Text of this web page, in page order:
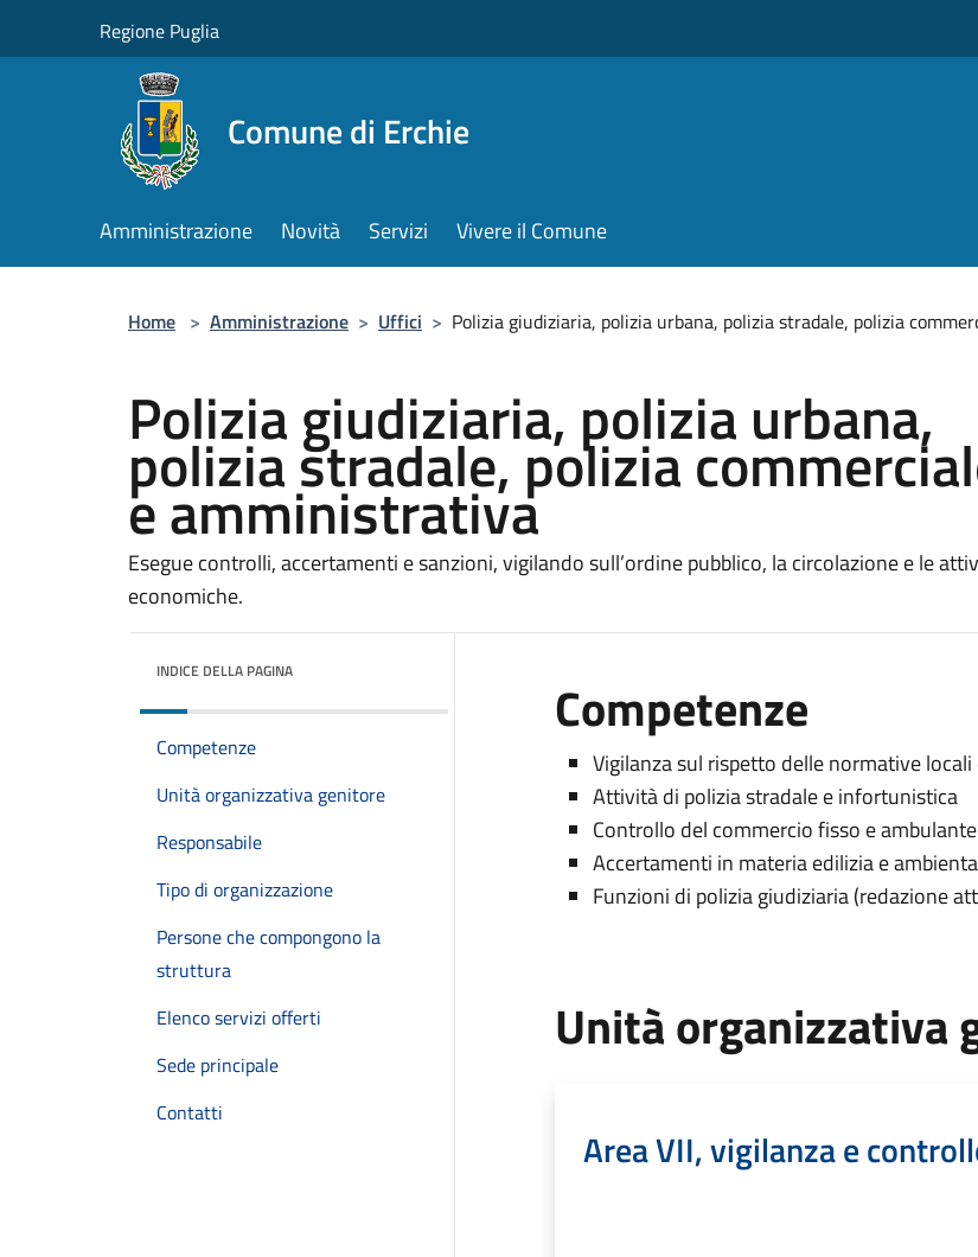
Regione Puglia
Comune di Erchie
Amministrazione Novità Servizi Vivere il Comune
Home > Amministrazione > Uffici > Polizia giudiziaria, polizia urbana, polizia stradale, polizia
Polizia giudiziaria, polizia urbana,
polizia stradale, polizia
e amministrativa
Esegue controlli, accertamenti e sanzioni, vigilando sull’ordine pubblico, la circolazione e le
economiche.
INDICE DELLA PAGINA
Competenze
Unità organizzativa genitore
Responsabile
Tipo di organizzazione
Persone che compongono la
struttura
Elenco servizi offerti
Sede principale
Contatti
Competenze
Vigilanza sul rispetto delle normative locali
Attività di polizia stradale e infortunistica
Controllo del commercio fisso e ambulante
Accertamenti in materia edilizia e
Funzioni di polizia giudiziaria (redazione
Unità organizzativa
Area VII, vigilanza e